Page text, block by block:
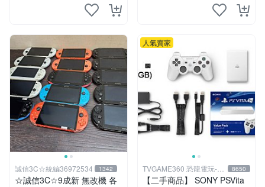
誠信3C☆統編36972534 1342
☆誠信3C☆9成新 無改機 各
人氣賣家
TVGAME360 恐龍電玩-台
中店
8650
【二手商品】 SONY PSVita